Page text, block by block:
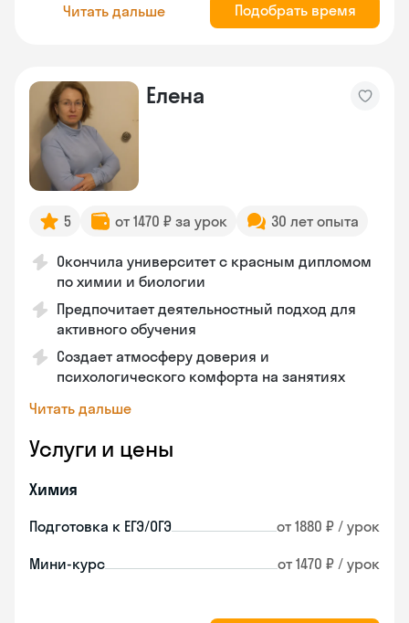
Читать дальше Подобрать время
Елена
5 от 1470 ₽ за урок 30 лет опыта
Окончила университет с красным дипломом
по химии и биологии
Предпочитает деятельностный подход для
активного обучения
Создает атмосферу доверия и
психологического комфорта на занятиях
Читать дальше
Услуги и цены
Химия
Подготовка к ЕГЭ/ОГЭ от 1880 ₽ / урок
Мини-курс от 1470 ₽ / урок